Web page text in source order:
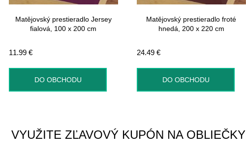
Matějovský prestieradlo Jersey
fialová, 100 x 200 cm
11.99€
DO OBCHODU
Matějovský prestieradlo froté
hnedá, 200 x 220 cm
24.49€
DO OBCHODU
VYUŽITE ZĽAVOVÝ KUPÓN NA OBLIEČKY